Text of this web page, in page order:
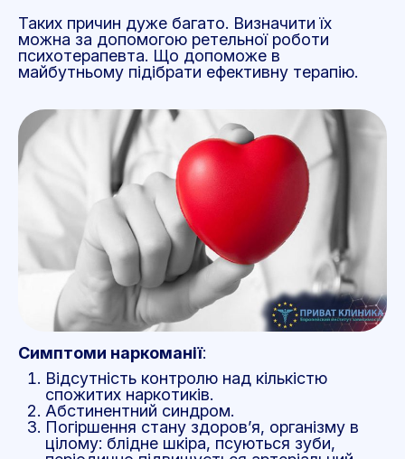
Таких причин дуже багато. Визначити їх
можна за допомогою ретельної роботи
психотерапевта. Що допоможе в
майбутньому підібрати ефективну терапію.
Симптоми наркоманії:
Відсутність контролю над кількістю
спожитих наркотиків.
Абстинентний синдром.
Погіршення стану здоров’я, організму в
цілому: блідне шкіра, псуються зуби,